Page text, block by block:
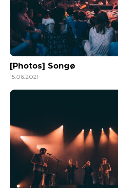
[Photos] Songø
15.06.2021